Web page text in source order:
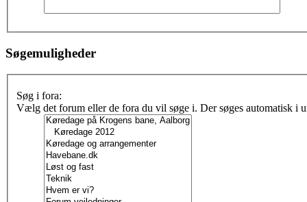
Søgemuligheder
Søg i fora:
Vælg det forum eller de fora du vil søge i. Der søges automatisk i